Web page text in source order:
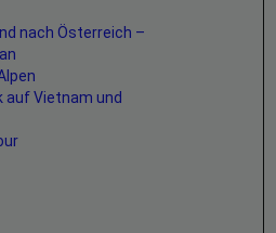
nach Österreich –
auf Vietnam und